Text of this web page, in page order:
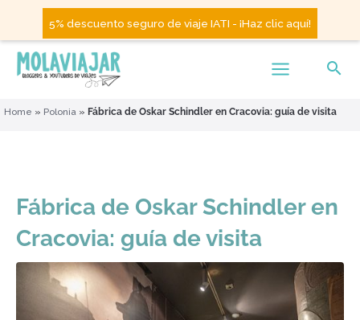
5% descuento seguro de viaje IATI - ¡Haz clic aquí!
Home » Polonia » Fábrica de Oskar Schindler en Cracovia: guía de visita
Fábrica de Oskar Schindler en
Cracovia: guía de visita